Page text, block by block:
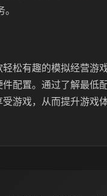
松有趣的模拟经营游
配置。通过了解最低
游戏，从而提升游戏